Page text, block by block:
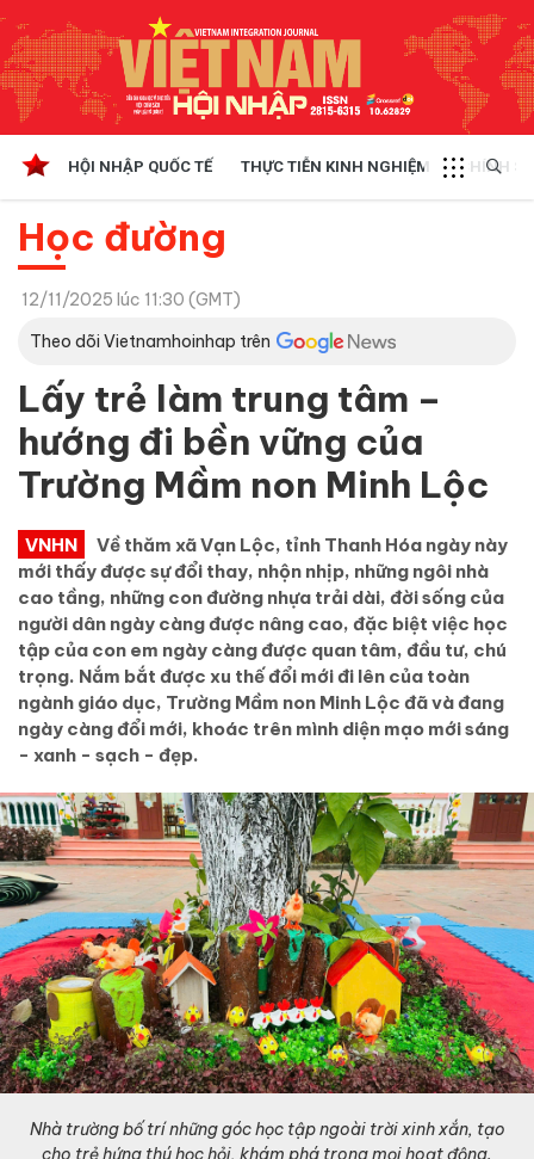
HỘI NHẬP QUỐC TẾ THỰC TIỄN KINH NGHIỆM CHÍNH
Học đường
12/11/2025 lúc 11:30 (GMT)
Theo dõi Vietnamhoinhap trên
Lấy trẻ làm trung tâm –
hướng đi bền vững của
Trường Mầm non Minh Lộc
VNHN
Về thăm xã Vạn Lộc, tỉnh Thanh Hóa ngày này
mới thấy được sự đổi thay, nhộn nhịp, những ngôi nhà
cao tầng, những con đường nhựa trải dài, đời sống của
người dân ngày càng được nâng cao, đặc biệt việc học
tập của con em ngày càng được quan tâm, đầu tư, chú
trọng. Nắm bắt được xu thế đổi mới đi lên của toàn
ngành giáo dục, Trường Mầm non Minh Lộc đã và đang
ngày càng đổi mới, khoác trên mình diện mạo mới sáng
- xanh - sạch - đẹp.
Nhà trường bố trí những góc học tập ngoài trời xinh xắn, tạo
cho trẻ hứng thú học hỏi, khám phá trong mọi hoạt động.